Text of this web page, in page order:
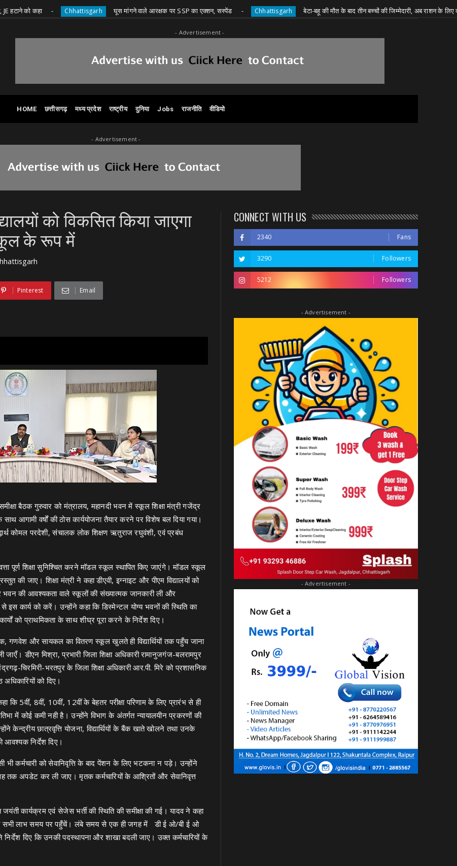
- Advertisement -
HOME छत्तीसगढ़ मध्य प्रदेश राष्ट्रीय दुनिया Jobs राजनीति वीडियो
कहा Chhattisgarh घूस मांगने वाले आरक्षक पर SSP का एक्शन, सस्पेंड Chhattisgarh बेटा-बहू की मौत के बाद तीन बच्चों की जिम्मेदारी, अब राशन के लिए दादी की
- Advertisement -
को विकसित किया जाएगा
के रूप में
Pinterest Email
बैठक गुरुवार को मंत्रालय, महानदी भवन में स्कूल शिक्षा मंत्री गजेंद्र
आगामी वर्षों की ठोस कार्ययोजना तैयार करने पर विशेष बल दिया गया।
कोमल परदेशी, संचालक लोक शिक्षण ऋतुराज रघुवंशी, एवं प्रबंध
पूर्ण शिक्षा सुनिश्चित करने मॉडल स्कूल स्थापित किए जाएंगे। मॉडल स्कूल
की जाए। शिक्षा मंत्री ने कहा डीएवी, इग्नाइट और पीएम विद्यालयों को
की आवश्यकता वाले स्कूलों की संख्यात्मक जानकारी ली और
इस कार्य को करें। उन्होंने कहा कि डिस्मेन्टल योग्य भवनों की स्थिति का
को प्राथमिकता के साथ शीघ्र पूरा करने के निर्देश दिए।
गणवेश और सायकल का वितरण स्कूल खुलते ही विद्यार्थियों तक पहुँच जाना
डीएन मिश्रा, प्रभारी जिला शिक्षा अधिकारी रामानुजगंज-बलरामपुर
चिरमिरी-भरतपुर के जिला शिक्षा अधिकारी आर.पी. मिरे को प्रशासनिक
को दिए।
कि 5वीं, 8वीं, 10वीं, 12वीं के बेहतर परीक्षा परिणाम के लिए प्रारंभ से ही
में कोई कमी नही है। उन्होंने विभाग के अंतर्गत न्यायालयीन प्रकरणों की
केन्द्रीय छात्रवृत्ति योजना, विद्यार्थियों के बैंक खाते खोलने तथा उनके
आवश्यक निर्देश दिए।
कर्मचारी को सेवानिवृत्ति के बाद पेंशन के लिए भटकना न पड़े। उन्होंने
तक अपडेट कर ली जाए। मृतक कर्मचारियों के आश्रितों और सेवानिवृत्त
कार्यक्रम एवं सेजेस भर्ती की स्थिति की समीक्षा की गई। यादव ने कहा
तक सभी लाभ समय पर पहुँचें। लंबे समय से एक ही जगह में डी ई ओ/बी ई ओ
दिए कि उनकी पदस्थापना और शाखा बदली जाए। उक्त कर्मचारियों के
CONNECT WITH US
2340 Fans
3290 Followers
5212 Followers
- Advertisement -
- Advertisement -